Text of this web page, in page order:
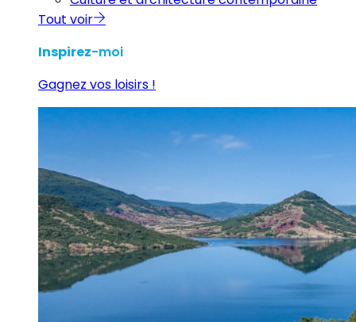
Tout voir
Inspirez-moi
Gagnez vos loisirs !